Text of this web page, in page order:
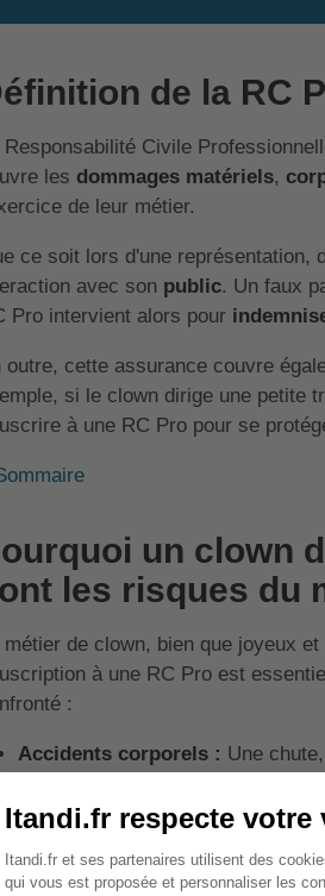
de la RC
Responsabilité Civile
les dommages matériels,
de leur métier.
ce soit lors d'une représentation,
avec son public. Un faux
Pro intervient alors pour
outre, cette assurance couvre
si le clown dirige une petite
à une RC Pro pour se
un clown
les risques du
métier de clown, bien que joyeux
à une RC Pro est
:
Accidents corporels : Une
Dommages matériels : Un
lieu de la représentation.
Préjudice moral :Une blague